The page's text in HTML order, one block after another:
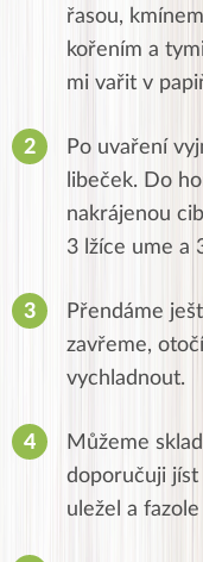
řasou,
kořením a
mi vařit v
Po uvaření
libeček. Do
nakrájenou
3 lžíce ume a
Přendáme
zavřeme,
vychladnout.
Můžeme
doporučuji jíst
uležel a